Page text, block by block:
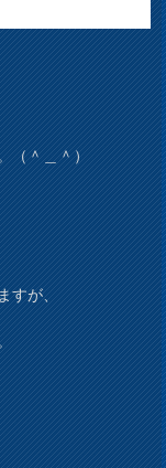
（＾＿＾）
すが、